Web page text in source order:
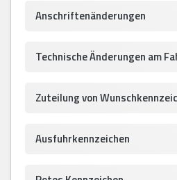
Anschriftenänderungen
Technische Änderungen am
Zuteilung von
Ausfuhrkennzeichen